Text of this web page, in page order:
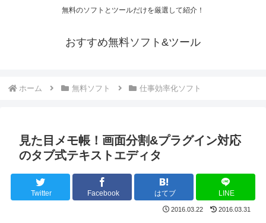
無料のソフトとツールだけを厳選して紹介！
おすすめ無料ソフト&ツール
ホーム 無料ソフト 仕事効率化ソフト
見た目メモ帳！画面分割&プラグイン対応
のタブ式テキストエディタ
Twitter Facebook はてブ LINE
2016.03.22 2016.03.31